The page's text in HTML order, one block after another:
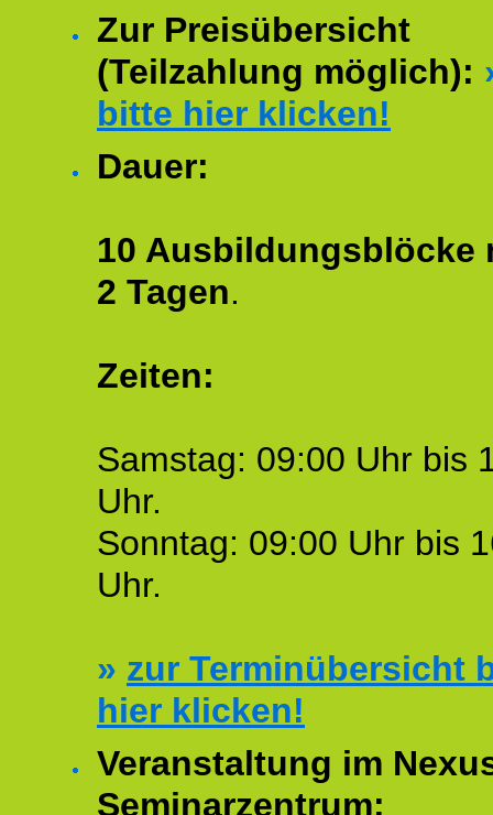
Zur Preisübersicht
(Teilzahlung möglich):
bitte hier klicken!
Dauer:
10 Ausbildungsblöcke
2 Tagen.
Zeiten:
Samstag: 09:00 Uhr bis
Uhr.
Sonntag: 09:00 Uhr bis
Uhr.
» zur Terminübersicht
hier klicken!
Veranstaltung im
Seminarzentrum: